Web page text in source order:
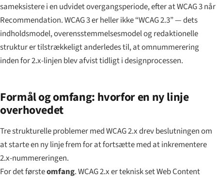
sameksistere i en udvidet overgangsperiode, efter at WCAG 3 når
Recommendation. WCAG 3 er heller ikke “WCAG 2.3” — dets
indholdsmodel, overensstemmelses­model og redaktionelle
struktur er tilstrækkeligt anderledes til, at omnummerering
inden for 2.x-linjen blev afvist tidligt i designprocessen.
Formål og omfang: hvorfor en ny linje
overhovedet
Tre strukturelle problemer med WCAG 2.x drev beslutningen om
at starte en ny linje frem for at fortsætte med at inkrementere
2.x-nummereringen.
For det førsteomfang. WCAG 2.x er teknisk setWebContent